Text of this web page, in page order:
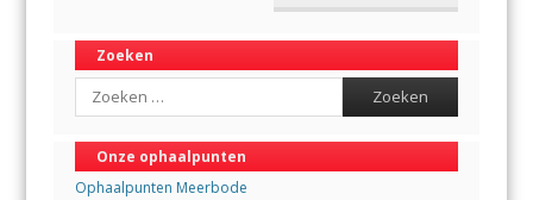
Zoeken
Search
Onze ophaalpunten
Ophaalpunten Meerbode